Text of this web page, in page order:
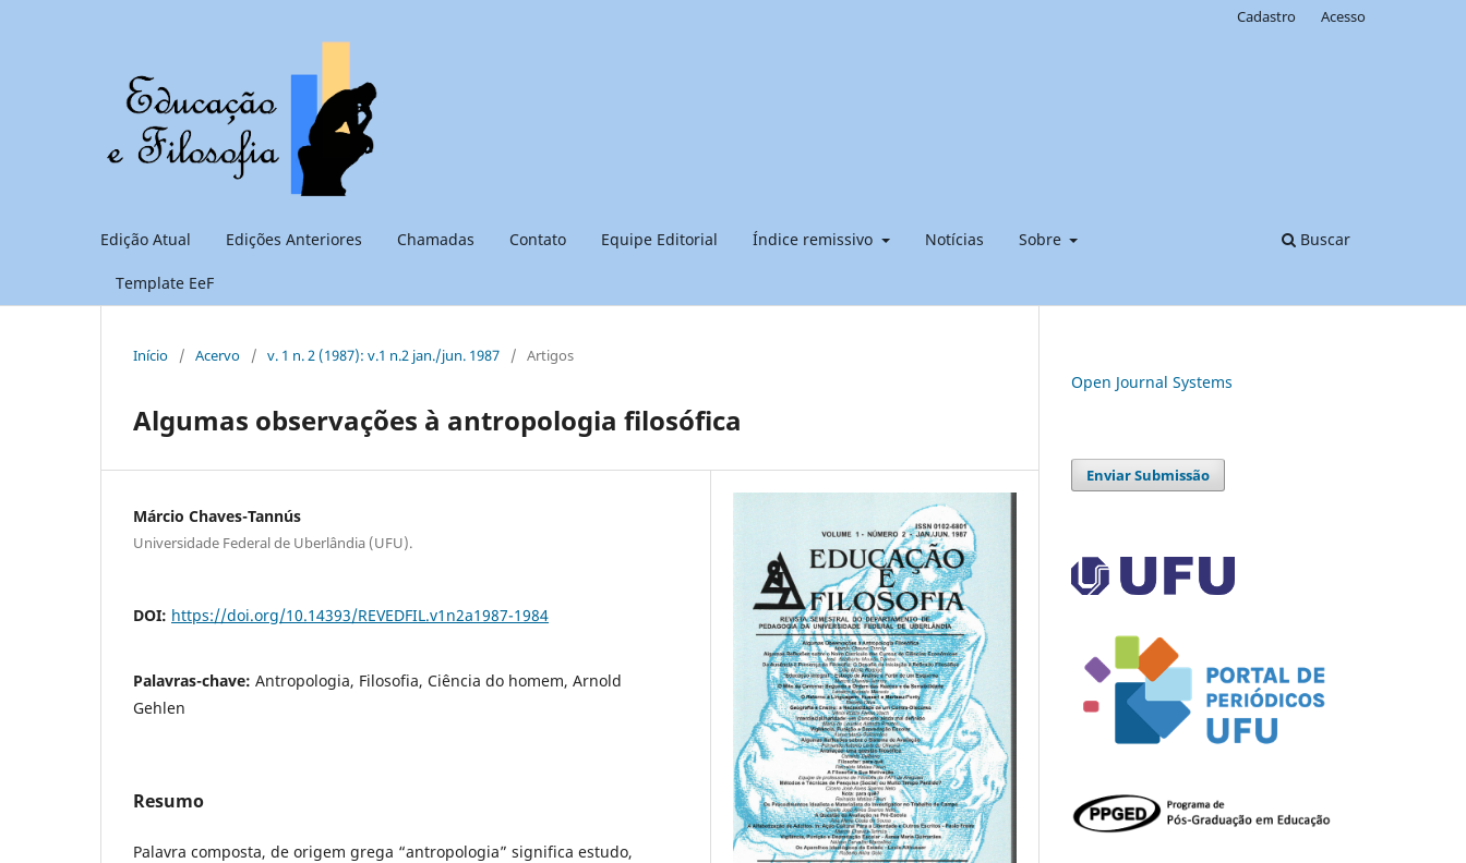
Edição Atual Edições Anteriores Chamadas Contato Equipe Editorial Índice remissivo Notícias Sobre
Template EeF
Buscar
Cadastro Acesso
Início / Acervo / v. 1 n. 2 (1987): v.1 n.2 jan./jun. 1987 / Artigos
Algumas observações à antropologia filosófica
Márcio Chaves-Tannús
Universidade Federal de Uberlândia (UFU).
DOI: https://doi.org/10.14393/REVEDFIL.v1n2a1987-1984
Palavras-chave: Antropologia, Filosofia, Ciência do homem, Arnold
Gehlen
Resumo
Palavra composta, de origem grega “antropologia” significa estudo,
Open Journal Systems
Enviar Submissão